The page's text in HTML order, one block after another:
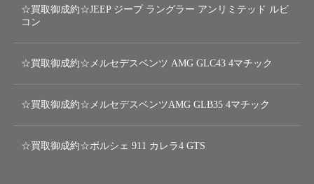
☆買取御成約☆JEEP ジープ ラングラー アンリミテッド ルビ
コン
☆買取御成約☆メルセデスベンツ AMG GLC43 4マチック
☆買取御成約☆メルセデスベンツAMG GLB35 4マチック
☆買取御成約☆ポルシェ 911 カレラ4 GTS